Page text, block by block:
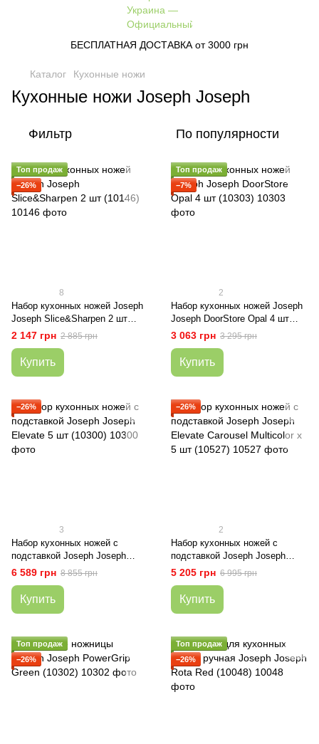
БЕСПЛАТНАЯ ДОСТАВКА от 3000 грн
Каталог Кухонные ножи
Кухонные ножи Joseph Joseph
Фильтр По популярности
Топ продаж
−26%
8
Набор кухонных ножей Joseph
Joseph Slice&Sharpen 2 шт
(10146)
2 147 грн 2 885 грн
Купить
Топ продаж
−7%
2
Набор кухонных ножей Joseph
Joseph DoorStore Opal 4 шт
(10303)
3 063 грн 3 295 грн
Купить
−26%
3
Набор кухонных ножей с
подставкой Joseph Joseph
Elevate 5 шт (10300)
6 589 грн 8 855 грн
Купить
−26%
2
Набор кухонных ножей с
подставкой Joseph Joseph
Elevate Carousel Multicolor х 5
шт (10527)
5 205 грн 6 995 грн
Купить
Топ продаж
−26%
Топ продаж
−26%